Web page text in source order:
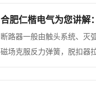
排的运行电...
合肥仁楷电气为您讲解
断路器一般由触头系统、灭
磁场克服反力弹簧，脱扣器
到一定程度推动机构动作（
较，当...